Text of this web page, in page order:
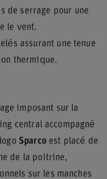
de serrage pour une
le vent.
assurant une tenue
thermique.
imposant sur la
central accompagné
Sparcoest placé de
de la poitrine,
sur les manches